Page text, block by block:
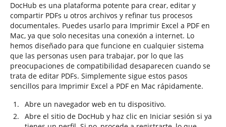
DocHub es una plataforma potente para crear, editar y
compartir PDFs u otros archivos y refinar tus procesos
documentales. Puedes usarlo para Imprimir Excel a PDF en
Mac, ya que solo necesitas una conexión a internet. Lo
hemos diseñado para que funcione en cualquier sistema
que las personas usen para trabajar, por lo que las
preocupaciones de compatibilidad desaparecen cuando se
trata de editar PDFs. Simplemente sigue estos pasos
sencillos para Imprimir Excel a PDF en Mac rápidamente.
Abre un navegador web en tu dispositivo.
Abre el sitio de DocHub y haz clic en Iniciar sesión si ya